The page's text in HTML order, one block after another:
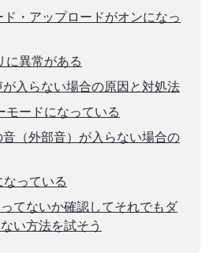
ド・アップロードがオンになっ
に異常がある
入らない場合の原因と対処法
モードになっている
（外部音）が入らない場合の
っている
てないか確認してそれでもダ
い方法を試そう